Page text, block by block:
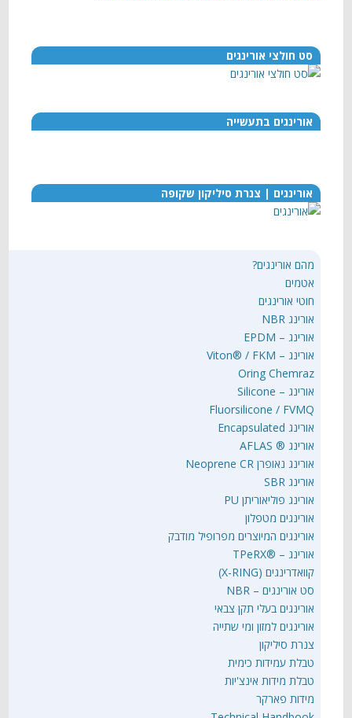
סט חולצי אורינגים
אורינגים בתעשייה
אורינגים | צנרת סיליקון שקופה
מהם אורינגים?
אטמים
חוטי אורינגים
אורינג NBR
אורינג – EPDM
אורינג – Viton® / FKM
Oring Chemraz
אורינג – Silicone
Fluorsilicone / FVMQ
אורינג Encapsulated
אורינג ® AFLAS
אורינג נאופרן Neoprene CR
אורינג SBR
אורינג פוליאוריתן PU
אורינגים מטפלון
אורינגים המיוצרים מפרופיל מודבק
אורינג – ®TPeRX
קוואדרינגים (X-RING)
סט אורינגים – NBR
אורינגים בעלי תקן צבאי
אורינגים למזון ומי שתייה
צנרת סיליקון
טבלת עמידות כימית
טבלת מידות אינצ'יות
מידות פארקר